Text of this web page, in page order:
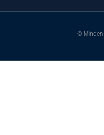
© Minden